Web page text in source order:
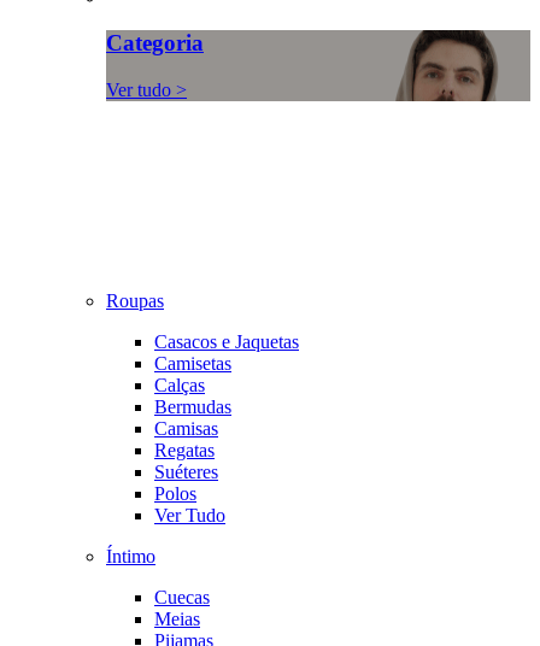
Categoria
Ver tudo >
Roupas
Casacos e Jaquetas
Camisetas
Calças
Bermudas
Camisas
Regatas
Suéteres
Polos
Ver Tudo
Íntimo
Cuecas
Meias
Pijamas